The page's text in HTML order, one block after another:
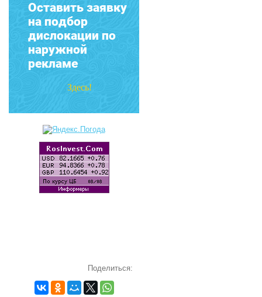
Оставить заявку
на подбор
дислокации по
наружной
рекламе
Здесь!
Поделиться: